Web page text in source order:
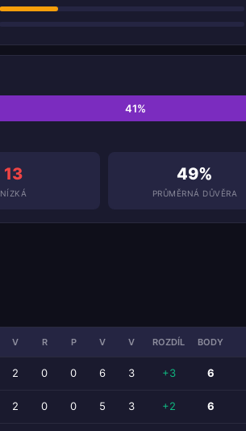
41%
13
NÍZKÁ
49%
PRŮMĚRNÁ DŮVĚRA
V R P V V ROZDÍL BODY
2 0 0 6 3 +3 6
2 0 0 5 3 +2 6